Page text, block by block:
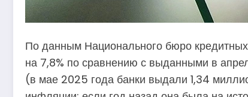
По данным Национального бюро
на 7,8% по сравнению с выданными в
(в мае 2025 года банки выдали 1,34